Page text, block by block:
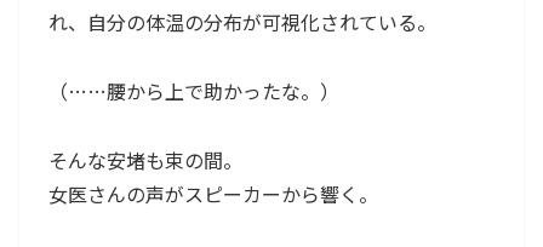
れ、自分の体温の分布が可視化されている。
（……腰から上で助かったな。）
そんな安堵も束の間。
女医さんの声がスピーカーから響く。